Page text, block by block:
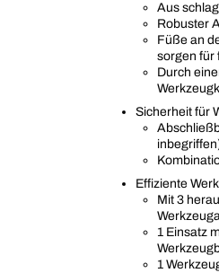
Aus
Robuster
Füße an
sorgen für
Durch
Sicherheit für
Effiziente
Mit 3
1 Einsatz
1